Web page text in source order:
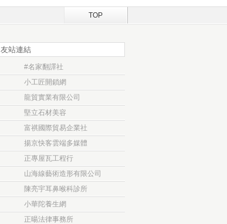
TOP
友站連結
#名家翻譯社
小工匠開鎖網
龍貿實業有限公司
堅立石材美容
富祺國際貿易企業社
揚京快客雲端多媒體
正專屋瓦工程行
山海線藝術造形有限公司
陳亮宇耳鼻喉科診所
小華陀養生網
正暘法律事務所